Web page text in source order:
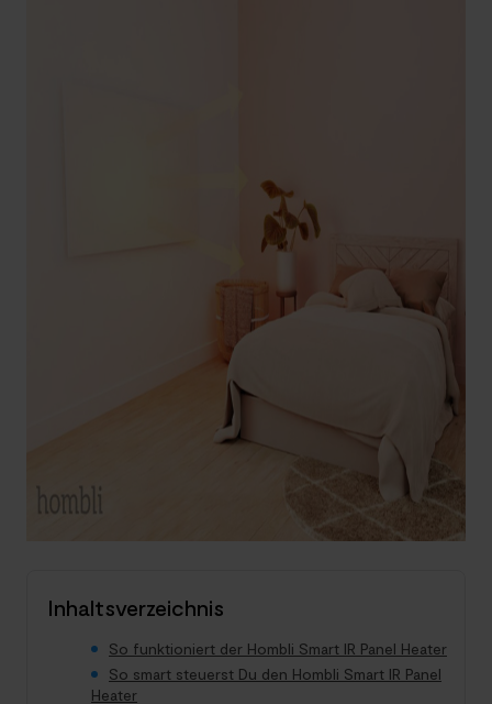
Inhaltsverzeichnis
So funktioniert der Hombli Smart IR Panel Heater
So smart steuerst Du den Hombli Smart IR Panel
Heater